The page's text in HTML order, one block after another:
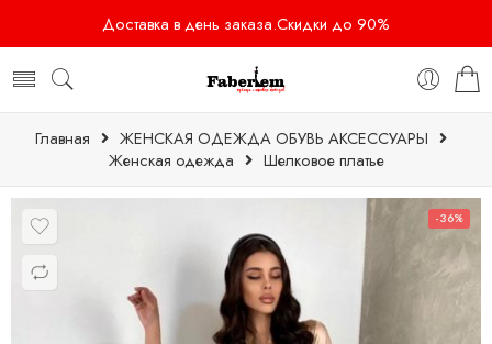
Доставка в день заказа.Скидки до 90%
Главная
ЖЕНСКАЯ ОДЕЖДА ОБУВЬ АКСЕССУАРЫ
Женская одежда
Шелковое платье
-36%